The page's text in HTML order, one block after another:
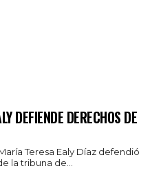
DEFIENDE DERECHOS DE
Teresa Ealy Díaz defendió
la tribuna de...